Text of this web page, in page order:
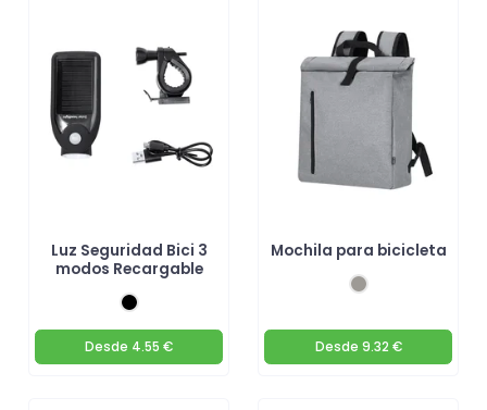
Luz Seguridad Bici 3
modos Recargable
Desde 4.55 €
Mochila para bicicleta
Desde 9.32 €